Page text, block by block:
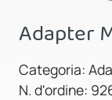
Adapter
Categoria:
N. d'ordine: